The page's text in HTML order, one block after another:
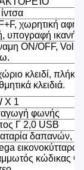
χωρητική αφή
υπογραφή ικανή,
ON/OFF,
κλειδί,
κλειδιά.
Χ 1
φωνής
Γ 2,0 USB
δαπανών,
εικονοκύτταρα,
κώδικας